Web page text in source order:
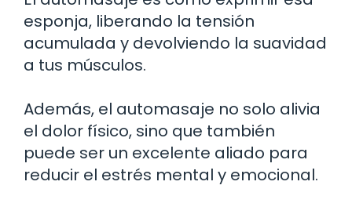
esponja, liberando la tensión
acumulada y devolviendo la suavidad
a tus músculos.
Además, el automasaje no solo alivia
el dolor físico, sino que también
puede ser un excelente aliado para
reducir el estrés mental y emocional.